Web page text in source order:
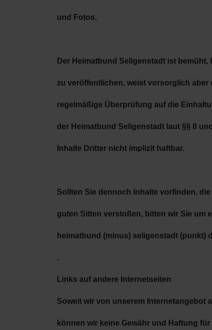
und Fotos.
Der Heimatbund Seligenstadt ist bemüht,
zu veröffentlichen, weist vorsorglich aber
regelmäßige Überprüfung auf die
der Heimatbund Seligenstadt laut §§ 8
Inhalte Dritter nicht implizit haftbar.
Sollten Sie dennoch Inhalte vorfinden,
guten Sitten verstoßen, bitten wir Sie um
heimatbund (minus) seligenstadt (punkt)
.
Links auf andere Internetseiten
Soweit wir von unserem Internetangebot
können wir keine Gewähr und Haftung